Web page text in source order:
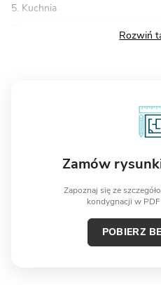
5. Kuchnia
Zamów
Zapoznaj się ze
kondygnacji w
POBIERZ